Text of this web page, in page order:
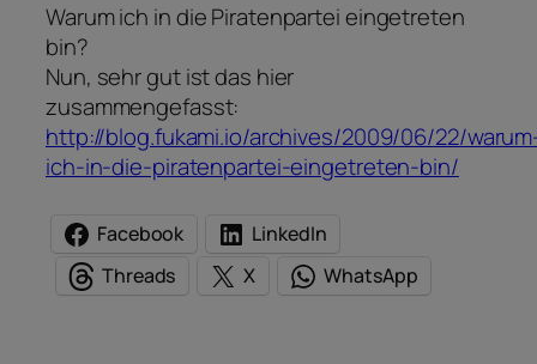
Warum ich in die Piratenpartei eingetreten
bin?
Nun, sehr gut ist das hier
zusammengefasst:
http://blog.fukami.io/archives/2009/06/22/
ich-in-die-piratenpartei-eingetreten-bin/
Facebook
LinkedIn
Threads
X WhatsApp